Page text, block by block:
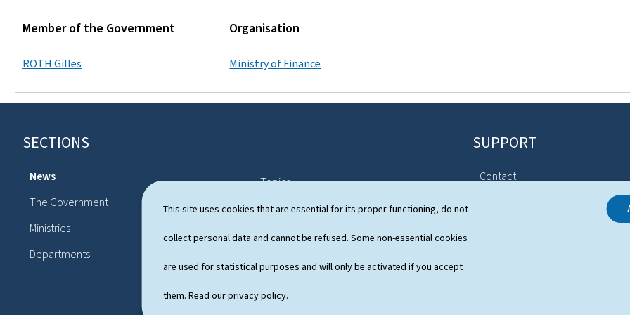
This site uses cookies that are essential for its proper functioning, do not
collect personal data and cannot be refused. Some non-essential cookies
are used for statistical purposes and will only be activated if you accept
them. Read ourprivacy policy.
Member of the Government
ROTH Gilles
Organisation
Ministry of Finance
FSECTIONS
News
The Government
Ministries
Departments
Topics
Political system
Publications
SUPPORT
Contact